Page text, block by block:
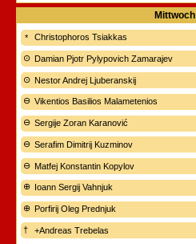
Mittwoch
Christophoros Tsiakkas
Damian Pjotr Pylypovich Zamarajev
Nestor Andrej Ljuberanskij
Vikentios Basilios Malametenios
Sergije Zoran Karanović
Serafim Dimitrij Kuzminov
Matfej Konstantin Kopylov
Ioann Sergij Vahnjuk
Porfirij Oleg Prednjuk
+Andreas Trebelas